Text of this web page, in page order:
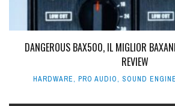
DANGEROUS BAX500, IL MIGLIOR
REVIEW
HARDWARE, PRO AUDIO, SOUND ENGINE